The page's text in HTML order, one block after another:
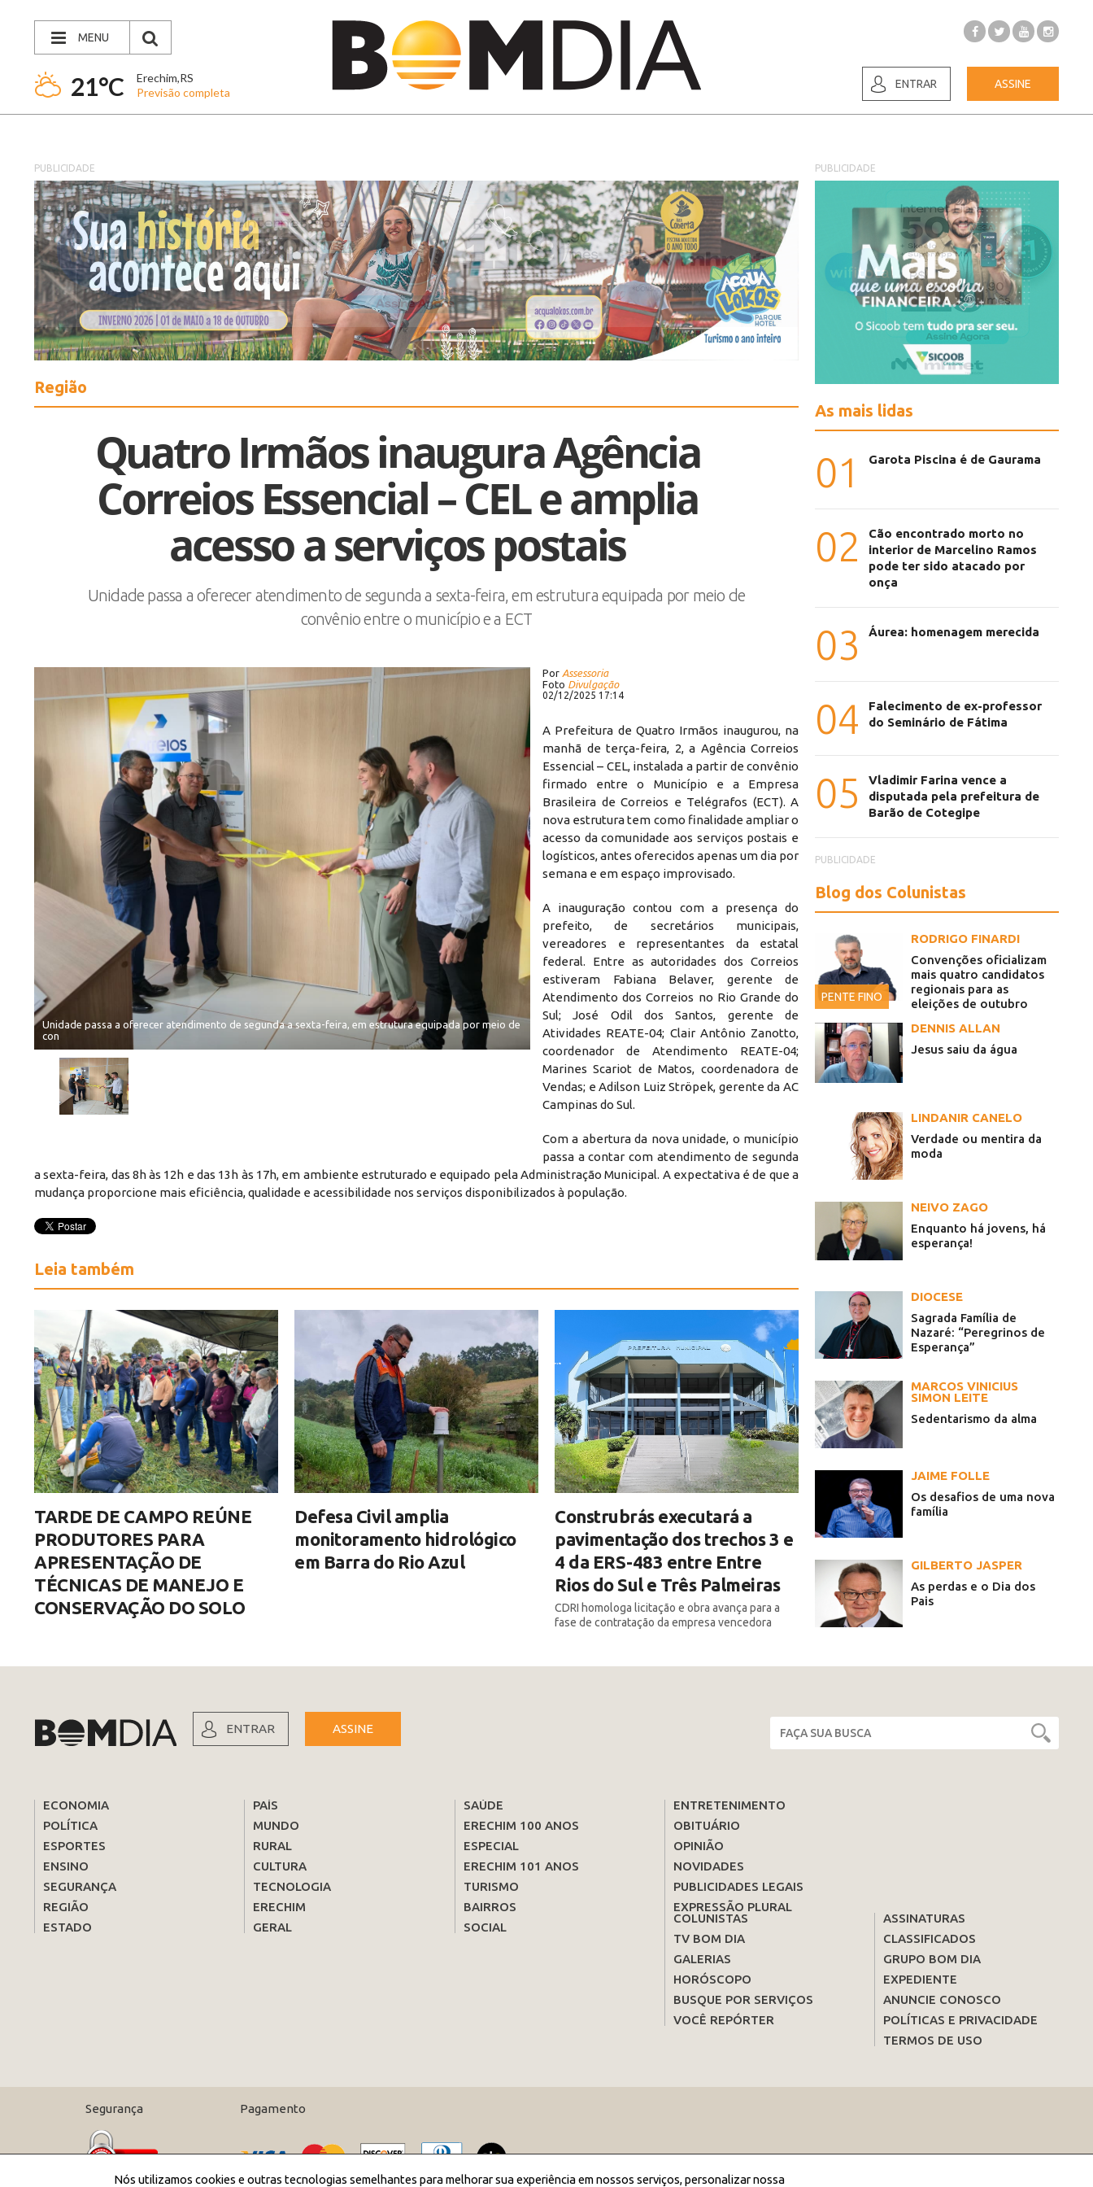
MENU
21°C
Erechim,RS
Previsão completa
ENTRAR ASSINE
PUBLICIDADE
Região
Quatro Irmãos inaugura Agência
Correios Essencial – CEL e amplia
acesso a serviços postais
Unidade passa a oferecer atendimento de segunda a sexta-feira, em estrutura equipada por meio de
convênio entre o município e a ECT
Unidade passa a oferecer atendimento de segunda a sexta-feira, em estrutura equipada por meio de
con
Por Assessoria
Foto Divulgação
02/12/2025 17:14
A Prefeitura de Quatro Irmãos inaugurou, na
manhã de terça-feira, 2, a Agência Correios
Essencial – CEL, instalada a partir de convênio
firmado entre o Município e a Empresa
Brasileira de Correios e Telégrafos (ECT). A
nova estrutura tem como finalidade ampliar o
acesso da comunidade aos serviços postais e
logísticos, antes oferecidos apenas um dia por
semana e em espaço improvisado.
A inauguração contou com a presença do
prefeito, de secretários municipais,
vereadores e representantes da estatal
federal. Entre as autoridades dos Correios
estiveram Fabiana Belaver, gerente de
Atendimento dos Correios no Rio Grande do
Sul; José Odil dos Santos, gerente de
Atividades REATE-04; Clair Antônio Zanotto,
coordenador de Atendimento REATE-04;
Marines Scariot de Matos, coordenadora de
Vendas; e Adilson Luiz Ströpek, gerente da AC
Campinas do Sul.
Com a abertura da nova unidade, o município
passa a contar com atendimento de segunda
a sexta-feira, das 8h às 12h e das 13h às 17h, em ambiente estruturado e equipado pela Administração Municipal. A expectativa é de que a
mudança proporcione mais eficiência, qualidade e acessibilidade nos serviços disponibilizados à população.
Leia também
TARDE DE CAMPO REÚNE
PRODUTORES PARA
APRESENTAÇÃO DE
TÉCNICAS DE MANEJO E
CONSERVAÇÃO DO SOLO
Defesa Civil amplia
monitoramento hidrológico
em Barra do Rio Azul
Construbrás executará a
pavimentação dos trechos 3 e
4 da ERS-483 entre Entre
Rios do Sul e Três Palmeiras
CDRI homologa licitação e obra avança para a
fase de contratação da empresa vencedora
PUBLICIDADE
As mais lidas
01 Garota Piscina é de Gaurama
02
Cão encontrado morto no
interior de Marcelino Ramos
pode ter sido atacado por
onça
03 Áurea: homenagem merecida
04
Falecimento de ex-professor
do Seminário de Fátima
05
Vladimir Farina vence a
disputada pela prefeitura de
Barão de Cotegipe
PUBLICIDADE
Blog dos Colunistas
PENTE FINO
RODRIGO FINARDI
Convenções oficializam
mais quatro candidatos
regionais para as
eleições de outubro
DENNIS ALLAN
Jesus saiu da água
LINDANIR CANELO
Verdade ou mentira da
moda
NEIVO ZAGO
Enquanto há jovens, há
esperança!
DIOCESE
Sagrada Família de
Nazaré: “Peregrinos de
Esperança”
MARCOS VINICIUS
SIMON LEITE
Sedentarismo da alma
JAIME FOLLE
Os desafios de uma nova
família
GILBERTO JASPER
As perdas e o Dia dos
Pais
ENTRAR ASSINE
ECONOMIA
POLÍTICA
ESPORTES
ENSINO
SEGURANÇA
REGIÃO
ESTADO
PAÍS
MUNDO
RURAL
CULTURA
TECNOLOGIA
ERECHIM
GERAL
SAÚDE
ERECHIM 100 ANOS
ESPECIAL
ERECHIM 101 ANOS
TURISMO
BAIRROS
SOCIAL
ENTRETENIMENTO
OBITUÁRIO
OPINIÃO
NOVIDADES
PUBLICIDADES LEGAIS
EXPRESSÃO PLURAL
COLUNISTAS
TV BOM DIA
GALERIAS
HORÓSCOPO
BUSQUE POR SERVIÇOS
VOCÊ REPÓRTER
ASSINATURAS
CLASSIFICADOS
GRUPO BOM DIA
EXPEDIENTE
ANUNCIE CONOSCO
POLÍTICAS E PRIVACIDADE
TERMOS DE USO
Segurança Pagamento
Nós utilizamos cookies e outras tecnologias semelhantes para melhorar sua experiência em nossos serviços, personalizar nossa